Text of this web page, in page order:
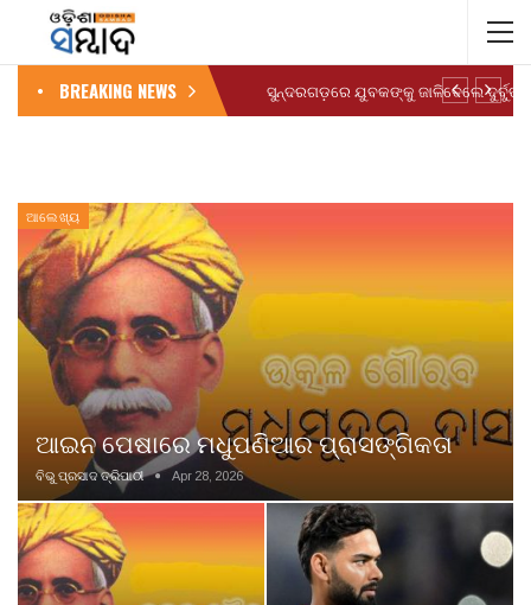
BREAKING NEWS ସୁନ୍ଦରଗଡ଼ରେ ଯୁବକଙ୍କୁ ଜାଳିଦେଲେ
ଆଲେଖ୍ୟ
ଆଇନ ପେଷାରେ ମଧୁପଣିଆର ପ୍ରାସଙ୍ଗିକତା
ବିଭୁ ପ୍ରସାଦ ତ୍ରିପାଠୀ Apr 28, 2026